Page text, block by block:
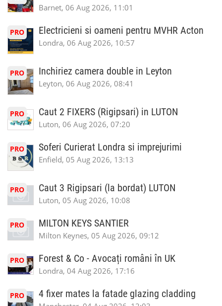
Barnet, 06 Aug 2026, 11:01
PRO Electricieni si oameni pentru MVHR Acton
Londra, 06 Aug 2026, 10:57
PRO Inchiriez camera double in Leyton
Leyton, 06 Aug 2026, 08:41
PRO Caut 2 FIXERS (Rigipsari) in LUTON
Luton, 06 Aug 2026, 07:20
PRO Soferi Curierat Londra si imprejurimi
Enfield, 05 Aug 2026, 13:13
PRO Caut 3 Rigipsari (la bordat) LUTON
Luton, 05 Aug 2026, 10:08
PRO MILTON KEYS SANTIER
Milton Keynes, 05 Aug 2026, 09:12
PRO Forest & Co - Avocați români în UK
Londra, 04 Aug 2026, 17:16
PRO 4 fixer mates la fatade glazing cladding